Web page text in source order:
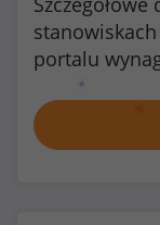
stanowiskach
portalu